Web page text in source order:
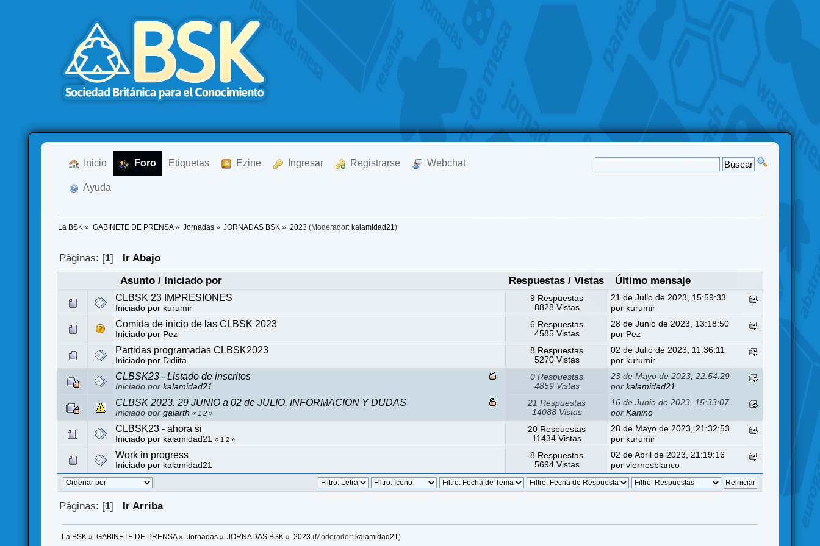
Inicio Foro Etiquetas Ezine Ingresar Registrarse Webchat
Ayuda
La BSK » GABINETE DE PRENSA» Jornadas» JORNADAS BSK » 2023 (Moderador: kalamidad21 )
Páginas: [1]
Ir Abajo
Asunto/ Iniciado por Respuestas /Vistas Último mensaje
CLBSK 23 IMPRESIONES
Iniciado por kurumir
9 Respuestas
8828 Vistas
21 de Julio de 2023, 15:59:33
por kurumir
Comida de inicio de las CLBSK 2023
Iniciado por Pez
6 Respuestas
4585 Vistas
28 de Junio de 2023, 13:18:50
por Pez
Partidas programadas CLBSK2023
Iniciado por Didiita
8 Respuestas
5270 Vistas
02 de Julio de 2023, 11:36:11
por kurumir
CLBSK23 - Listado de inscritos
Iniciado porkalamidad21
0 Respuestas
4859 Vistas
23 de Mayo de 2023, 22:54:29
porkalamidad21
CLBSK 2023. 29 JUNIO a 02 de JULIO. INFORMACION Y DUDAS
Iniciado porgalarth « 1 2 »
21 Respuestas
14088 Vistas
16 de Junio de 2023, 15:33:07
porKanino
CLBSK23 - ahora si
Iniciado por kalamidad21 « 1 2 »
20 Respuestas
11434 Vistas
28 de Mayo de 2023, 21:32:53
por kurumir
Work in progress
Iniciado por kalamidad21
8 Respuestas
5694 Vistas
02 de Abril de 2023, 21:19:16
porviernesblanco
Páginas: [1] Ir Arriba
La BSK » GABINETE DE PRENSA» Jornadas» JORNADAS BSK » 2023 (Moderador: kalamidad21)